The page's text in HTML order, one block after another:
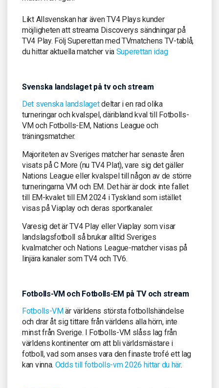
Likt Allsvenskan har även TV4 Plays kunder
möjligheten att streama Discoverys sändningar på
TV4 Play. Följ Superettan med TVmatchens TV-tablå,
du hittar aktuella matcher via Superettan idag
Svenska landslaget på tv och stream
Det svenska landslagetdeltar i en rad olika
turneringar och kvalspel, däribland kval till Fotbolls-
VM och Fotbolls-EM, Nations League och
träningsmatcher.
Majoriteten av Sveriges matcher har senaste åren
visats på C More (nu TV4 Plat), vare sig det gäller
Nations League eller kvalspel till någon av de större
turneringarna VM och EM. Det här är dock inte fallet
till EM-kvalet till EM 2024 i Tyskland som istället
visas på Viaplay och deras sportkanaler.
Varesig det är TV4 Play eller Viaplay som visar
landslagsfotboll så brukar alltid Sveriges
kvalmatcher och Nations League-matcher visas på
linjära kanaler som TV4 och TV6.
Fotbolls-VM och Fotbolls-EM på TV och stream
Fotbolls-VMär världens största fotbollshändelse
och drar åt sig tittare från världens alla hörn, inte
minst från Sverige. I Fotbolls-VM slåss lag från
världens kontinenter om att bli världsmästare i
fotboll, vad som anses vara den finaste trofé ett lag
kan vinna. Odds till fotbolls-vm 2026 hittar du här.